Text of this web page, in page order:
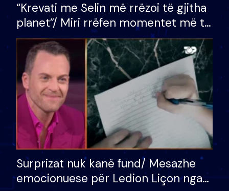
“Krevati me Selin më rrëzoi të gjitha
planet”/ Miri rrëfen momentet më të
bukura në shtëpinë e BB VIP: Do më
mungojë zilja e mëngjesit kur…
Surprizat nuk kanë fund/ Mesazhe
emocionuese për Ledion Liçon nga